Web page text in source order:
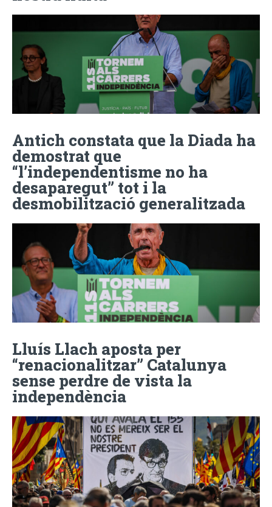
Antich constata que la Diada ha
demostrat que
“l’independentisme no ha
desaparegut” tot i la
desmobilització generalitzada
Lluís Llach aposta per
“renacionalitzar” Catalunya
sense perdre de vista la
independència